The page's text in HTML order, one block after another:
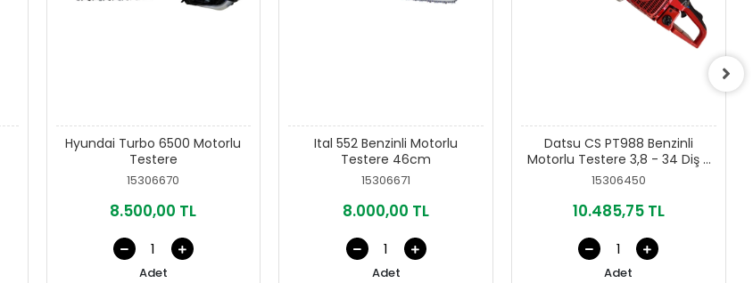
Hyundai Turbo 6500 Motorlu
Testere
15306670
8.500,00 TL
Adet
Ital 552 Benzinli Motorlu
Testere 46cm
15306671
8.000,00 TL
Adet
Datsu CS PT988 Benzinli
Motorlu Testere 3,8 - 34 Diş 3
Hp Euro 5 Motor
15306450
10.485,75 TL
Adet